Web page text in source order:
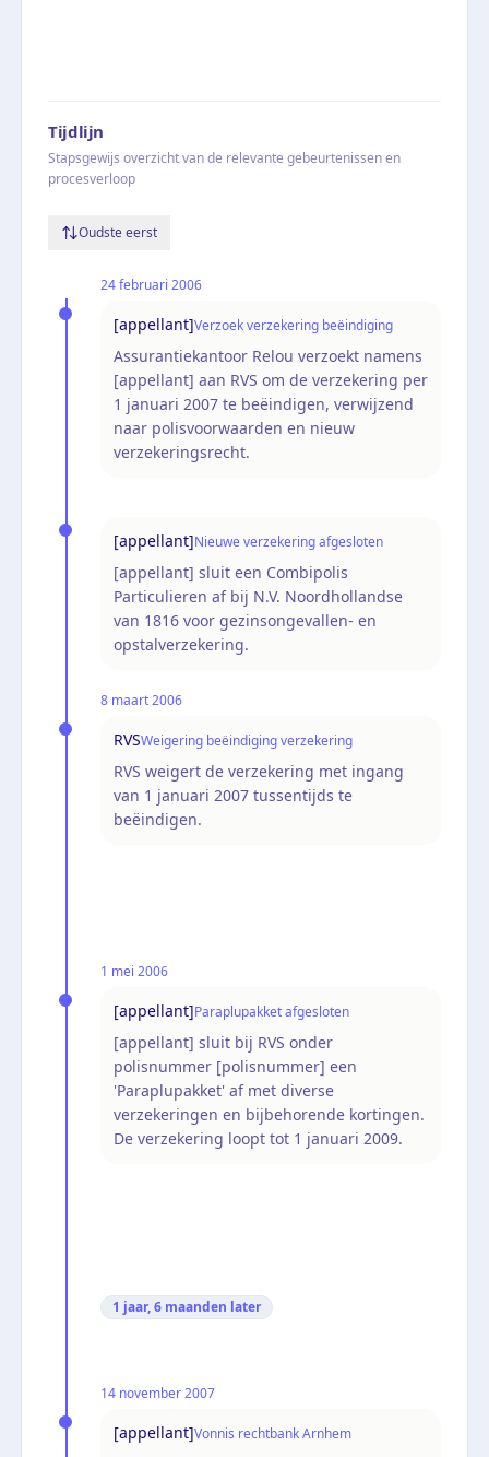
Tijdlijn
Stapsgewijs overzicht van de relevante gebeurtenissen en
procesverloop
Oudste eerst
24 februari 2006
[appellant]Verzoek verzekering beëindiging
Assurantiekantoor Relou verzoekt namens
[appellant] aan RVS om de verzekering per
1 januari 2007 te beëindigen, verwijzend
naar polisvoorwaarden en nieuw
verzekeringsrecht.
[appellant]Nieuwe verzekering afgesloten
[appellant] sluit een Combipolis
Particulieren af bij N.V. Noordhollandse
van 1816 voor gezinsongevallen- en
opstalverzekering.
8 maart 2006
RVSWeigering beëindiging verzekering
RVS weigert de verzekering met ingang
van 1 januari 2007 tussentijds te
beëindigen.
1 mei 2006
[appellant]Paraplupakket afgesloten
[appellant] sluit bij RVS onder
polisnummer [polisnummer] een
'Paraplupakket' af met diverse
verzekeringen en bijbehorende kortingen.
De verzekering loopt tot 1 januari 2009.
1 jaar, 6 maanden later
14 november 2007
[appellant]Vonnis rechtbank Arnhem